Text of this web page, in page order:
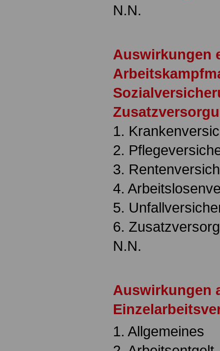
N.N.
Auswirkungen
1.
2.
3.
4.
5.
6.
N.N.
Auswirkungen
1. Allgemeines